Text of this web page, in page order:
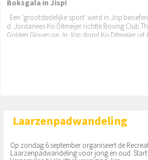
Boksgala in Jisp!
Een ‘grootstedelijke sport’ werd in Jisp beoefen
d. Jordanees Ko Ditmeijer richtte Boxing Club
Golden Gloves op. In Jisp stond Ko Ditmeijer uit
Laarzenpadwandeling
Op zondag 6 september organiseert de
Laarzenpadwandeling voor jong en oud. Start